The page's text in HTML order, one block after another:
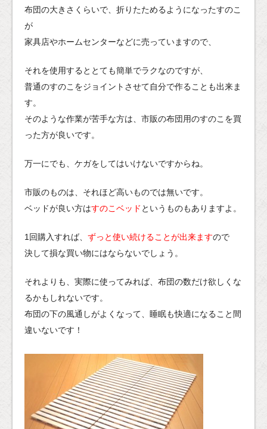
布団の大きさくらいで、折りたためるようになったすのこ
が
家具店やホームセンターなどに売っていますので、
それを使用するととても簡単でラクなのですが、
普通のすのこをジョイントさせて自分で作ることも出来ま
す。
そのような作業が苦手な方は、市販の布団用のすのこを買
った方が良いです。
万一にでも、ケガをしてはいけないですからね。
市販のものは、それほど高いものでは無いです。
ベッドが良い方はすのこベッド というものもありますよ。
1回購入すれば、 ずっと使い続けることが出来ますので
決して損な買い物にはならないでしょう。
それよりも、実際に使ってみれば、布団の数だけ欲しくな
るかもしれないです。
布団の下の風通しがよくなって、睡眠も快適になること間
違いないです！